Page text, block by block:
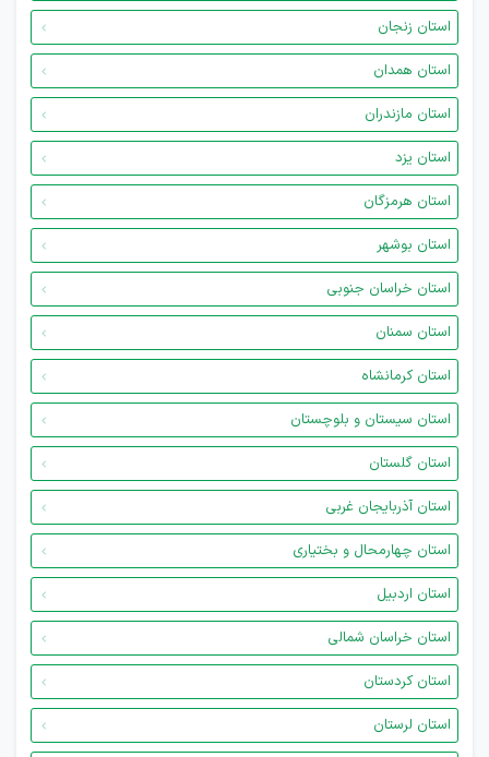
استان زنجان
استان همدان
استان مازندران
استان یزد
استان هرمزگان
استان بوشهر
استان خراسان جنوبی
استان سمنان
استان کرمانشاه
استان سیستان و بلوچستان
استان گلستان
استان آذربایجان غربی
استان چهارمحال و بختیاری
استان اردبیل
استان خراسان شمالی
استان کردستان
استان لرستان